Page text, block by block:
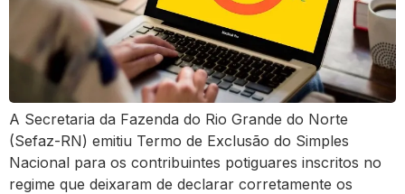
A Secretaria da Fazenda do Rio Grande do Norte
(Sefaz-RN) emitiu Termo de Exclusão do Simples
Nacional para os contribuintes potiguares inscritos no
regime que deixaram de declarar corretamente os